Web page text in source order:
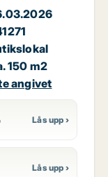
150 m2
angivet